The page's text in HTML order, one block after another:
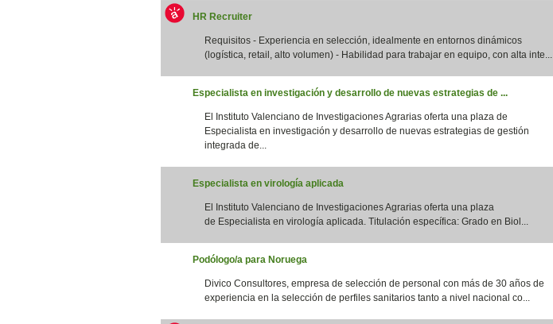
HR Recruiter
Requisitos - Experiencia en selección, idealmente en entornos dinámicos
(logística, retail, alto volumen) - Habilidad para trabajar en equipo, con alta inte...
Especialista en investigación y desarrollo de nuevas estrategias de ...
El Instituto Valenciano de Investigaciones Agrarias oferta una plaza de
Especialista en investigación y desarrollo de nuevas estrategias de gestión
integrada de...
Especialista en virología aplicada
El Instituto Valenciano de Investigaciones Agrarias oferta una plaza
de Especialista en virología aplicada. Titulación específica: Grado en Biol...
Podólogo/a para Noruega
Divico Consultores, empresa de selección de personal con más de 30 años de
experiencia en la selección de perfiles sanitarios tanto a nivel nacional co...